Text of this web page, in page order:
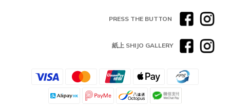
PRESS THE BUTTON
紙上 SHIJO GALLERY